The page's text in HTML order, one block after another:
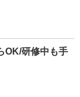
OK/研修中も手